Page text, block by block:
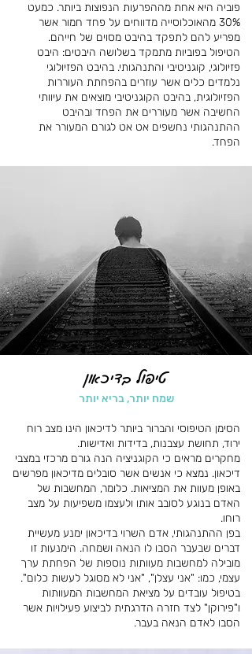
פוביה היא אחת מההפרעות הנפוצות ביותר. כמעט
30% מהאוכלוסייה מדווחים על פחד חמור אשר
מפריע להם לתפקד בהיבט מסוים של חייהם.
הטיפול בפוביות מתמקד בשלושה היבטים: היבט
פזיולוגי, קוגניטיבי והתנהגותי. בהיבט הפזיולוגי
נלמדים כלים אשר עוזרים בהפחתת העוררות
הפזיולוגית, בהיבט הקוגניטיבי מוצאים את עיוותי
החשיבה אשר מעוררים את הפחד ובהיבט
ההתנהגותי נחשפים אט אט לגורם המעורר את
הפחד.
טיפול בדיכאון
שמח יותר, בריא יותר
הסימן הטיפוסי והברור ביותר לדיכאון הינו מצב רוח
ירוד, תחושת עצבנות, בדידות ואדישות.
מחקרים מראים כי הקוגניציה הנה גורם מרכזי במצבי
דיכאון. נמצא כי אנשים אשר סובלים מדיכאון מפרשים
באופן מעוות את המציאות. כלומר, המחשבות של
האדם בנוגע לסובב אותו ולעצמו משפיעות על מצב
רוחו.
בפן ההתנהגותי, אדם השרוי בדיכאון ימנע מעשיית
דברים שבעבר הסבו לו הנאה ושמחה. הימנעות זו
מובילה למחשבות מעוותות נוספות של הפחתת ערך
עצמי, כמו: "אני עצלן", "אני לא מסוגל לעשות כלום".
בטיפול עובדים על מציאת המחשבות המעוותות
ו"פירוקן" לצד חזרה הדרגתית לביצוע פעילויות אשר
הסבו לאדם הנאה בעבר.